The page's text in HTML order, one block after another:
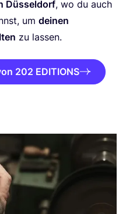
Düs­sel­dorf, wo du auch
um dei­nen
zu lassen.
202 EDITIONS